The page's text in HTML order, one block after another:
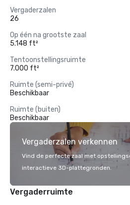
Vergaderzalen
26
Op één na grootste zaal
5.148 ft²
Tentoonstellingsruimte
7.000 ft²
Ruimte (semi-privé)
Beschikbaar
Ruimte (buiten)
Beschikbaar
Vergaderzalen verkennen
Vind de perfecte zaal met
interactieve 3D-plattegronden.
Vergaderruimte